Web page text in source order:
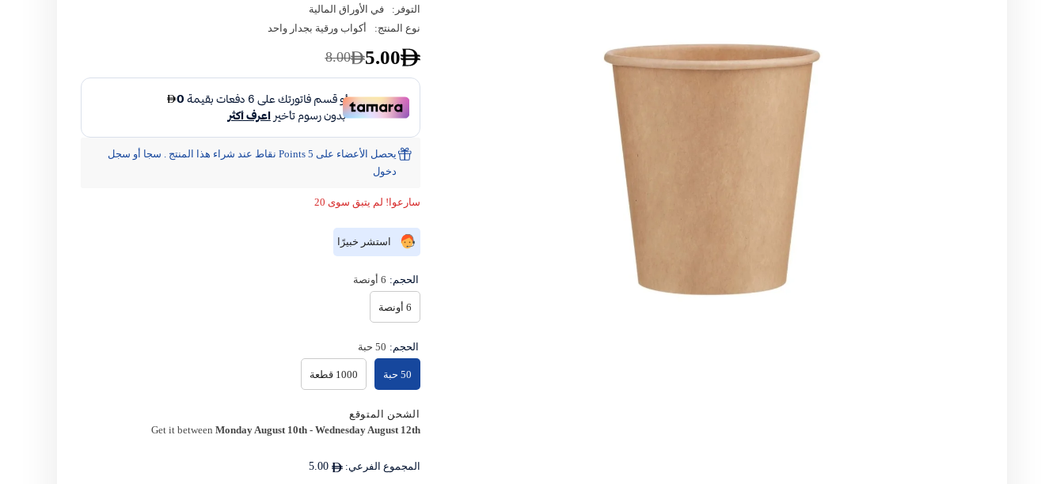
التوفر:
في الأوراق المالية
نوع المنتج:
أكواب ورقية بجدار واحد
8.00 5.00
يحصل الأعضاء على 5 Points نقاط عند شراء هذا المنتج . سجا أو سجل
دخول
سارعوا! لم يتبق سوى 20
استشر خبيرًا
الحجم: 6 أونصة
6 أونصة
الحجم: 50 حبة
50 حبة 1000 قطعة
الشحن المتوقع
Get it between Monday August 10th- Wednesday August 12th
المجموع الفرعي: 5.00